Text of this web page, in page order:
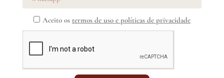
Aceito os termos de uso e políticas de privacidade